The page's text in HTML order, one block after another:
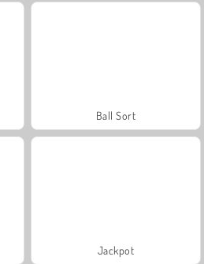
Ball Sort
Jackpot